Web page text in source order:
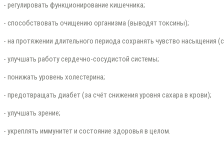
- регулировать функционирование кишечника;
- способствовать очищению организма (выводят токсины);
- на протяжении длительного периода сохранять чувство насыщения
- улучшать работу сердечно-сосудистой системы;
- понижать уровень холестерина;
- предотвращать диабет (за счёт снижения уровня сахара в крови);
- улучшать зрение;
- укреплять иммунитет и состояние здоровья в целом.